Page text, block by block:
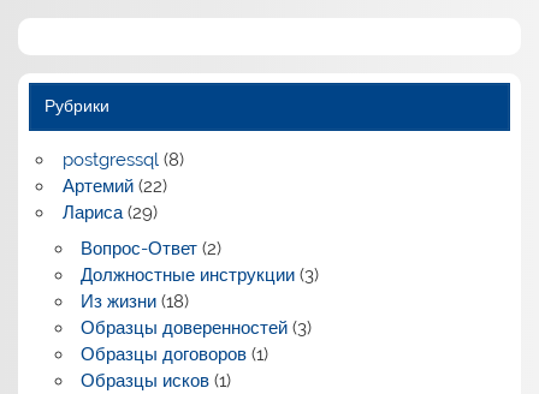
Рубрики
postgressql(8)
Артемий(22)
Лариса(29)
Вопрос-Ответ(2)
Должностные инструкции(3)
Из жизни(18)
Образцы доверенностей(3)
Образцы договоров(1)
Образцы исков(1)